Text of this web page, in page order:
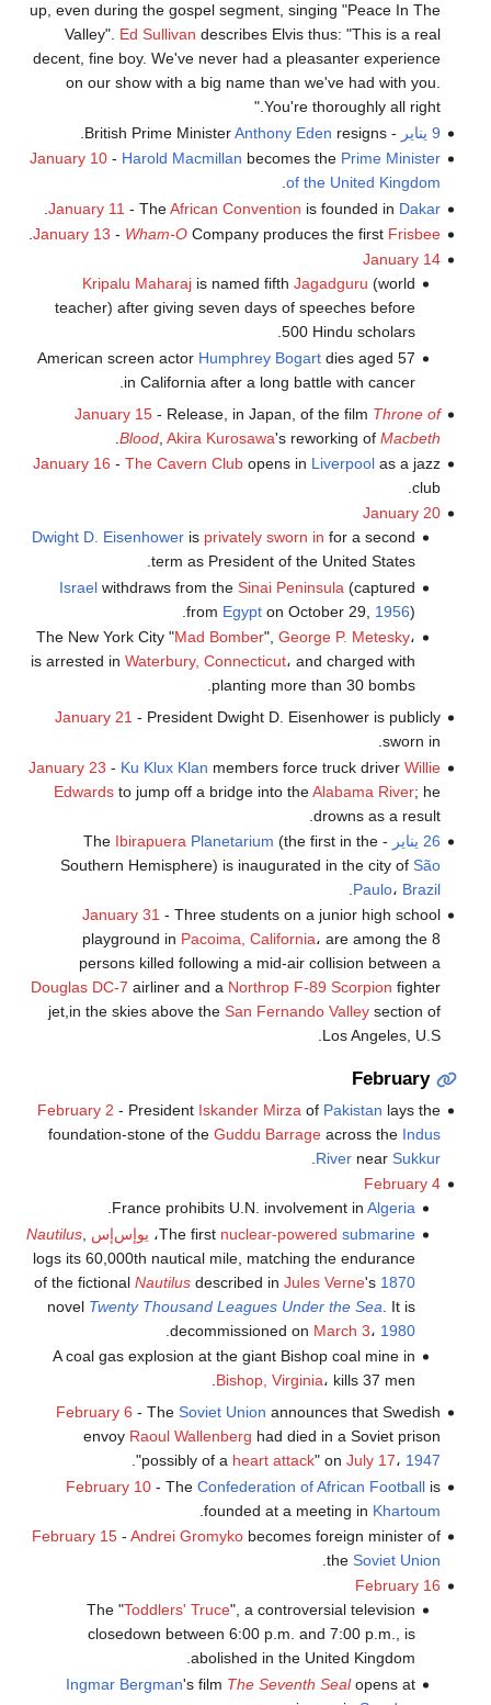
up, even during the gospel segment, singing "Peace In The
Valley". Ed Sullivan describes Elvis thus: "This is a real
decent, fine boy. We've never had a pleasanter experience
on our show with a big name than we've had with you.
You're thoroughly all right."
9 يناير
- British Prime Minister
Anthony Eden resigns.
January 10- Harold Macmillan becomes the Prime Minister
of the United Kingdom
January 11 - TheAfrican Convention is founded in Dakar
January 13 - Wham-OCompany produces the first Frisbee
January 14
Kripalu Maharaj is named fifthJagadguru (world
teacher) after giving seven days of speeches before
500 Hindu scholars.
American screen actor Humphrey Bogart dies aged 57
in California after a long battle with cancer.
January 15- Release, in Japan, of the film Throne of
Blood, Akira Kurosawa's reworking of Macbeth
January 16 - The Cavern Clubopens in Liverpoolas a jazz
club.
January 20
Dwight D. Eisenhower is privately sworn in for a second
term as President of the United States.
Israel withdraws from theSinai Peninsula (captured
from Egypt on October 29, 1956).
The New York City "Mad Bomber",George P. Metesky،
is arrested inWaterbury, Connecticut، and charged with
planting more than 30 bombs.
January 21 - President Dwight D. Eisenhower is publicly
sworn in.
January 23 - Ku Klux Klan members force truck driver Willie
Edwardsto jump off a bridge into theAlabama River; he
drowns as a result.
26 يناير
- The
Ibirapuera Planetarium (the first in the
Southern Hemisphere) is inaugurated in the city of São
Paulo، Brazil
January 31 - Three students on a junior high school
playground in Pacoima, California، are among the 8
persons killed following a mid-air collision between a
Douglas DC-7 airliner and a Northrop F-89 Scorpion fighter
jet,in the skies above the San Fernando Valleysection of
Los Angeles, U.S.
February
February 2 - President Iskander Mirza of Pakistan lays the
foundation-stone of the Guddu Barrageacross the Indus
Rivernear Sukkur
February 4
France prohibits U.N. involvement inAlgeria
.
The first nuclear-powered submarine ، يوإس‌إس Nautilus
logs its 60,000th nautical mile, matching the endurance
of the fictionalNautilus described inJules Verne's 1870
novel Twenty Thousand Leagues Under the Sea . It is
decommissioned on March 3، 1980
.
A coal gas explosion at the giant Bishop coal mine in
Bishop, Virginia، kills 37 men.
February 6 - The Soviet Union announces that Swedish
envoy Raoul Wallenberg had died in a Soviet prison
"possibly of a heart attack" on July 17، 1947
February 10- The Confederation of African Footballis
founded at a meeting in Khartoum
February 15- Andrei Gromykobecomes foreign minister of
the Soviet Union
February 16
The "Toddlers' Truce", a controversial television
closedown between 6:00 p.m. and 7:00 p.m., is
abolished in the United Kingdom.
Ingmar Bergman's film The Seventh Sealopens at